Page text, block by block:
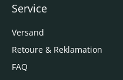
Service
Versand
Retoure & Reklamation
FAQ